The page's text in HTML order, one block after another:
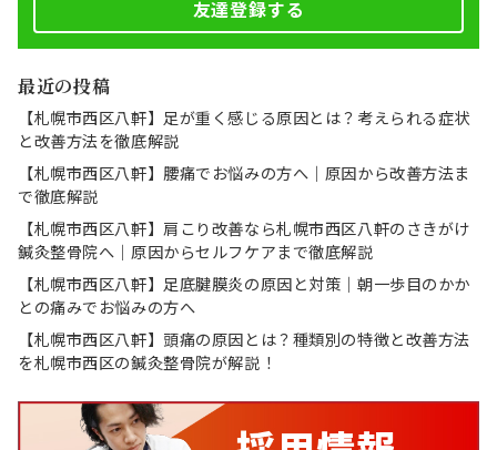
友達登録する
最近の投稿
【札幌市西区八軒】足が重く感じる原因とは？考えられる症状
と改善方法を徹底解説
【札幌市西区八軒】腰痛でお悩みの方へ｜原因から改善方法ま
で徹底解説
【札幌市西区八軒】肩こり改善なら札幌市西区八軒のさきがけ
鍼灸整骨院へ｜原因からセルフケアまで徹底解説
【札幌市西区八軒】足底腱膜炎の原因と対策｜朝一歩目のかか
との痛みでお悩みの方へ
【札幌市西区八軒】頭痛の原因とは？種類別の特徴と改善方法
を札幌市西区の鍼灸整骨院が解説！